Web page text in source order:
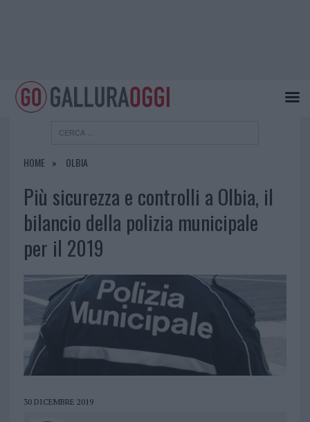
HOME OLBIA
Più sicurezza e controlli a Olbia, il
bilancio della polizia municipale
per il 2019
30 DICEMBRE 2019